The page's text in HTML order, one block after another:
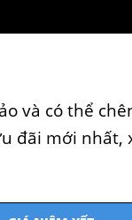
và có thể
đãi mới nhất,